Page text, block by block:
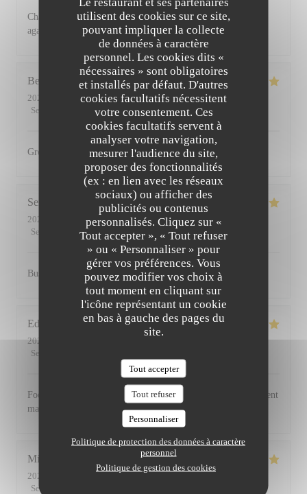
utilisent des cookies sur ce site,
pouvant impliquer la collecte
de données à caractère
personnel. Les cookies dits «
nécessaires » sont obligatoires
et installés par défaut. D'autres
cookies facultatifs nécessitent
votre consentement. Ces
cookies facultatifs servent à
analyser votre navigation,
mesurer l'audience du site,
proposer des fonctionnalités
(ex : en lien avec les réseaux
sociaux) ou afficher des
publicités ou contenus
personnalisés. Cliquez sur «
Tout accepter », « Tout refuser
» ou « Personnaliser » pour
gérer vos préférences. Vous
pouvez modifier vos choix à
tout moment en cliquant sur
l'icône représentant un cookie
en bas à gauche des pages du
site.
Tout accepter
Tout refuser
Personnaliser
Politique de protection des données à caractère
personnel
Politique de gestion des cookies
Charming restaurant, friendly staff, excellent food. See you
again soon
Bernadetta D
2022-07-11
- 18:45 - Couverts 2
Service
Ambiance: 5/5 Cuisine: 5/5 Qualité / Prix
Great food and friendly staff. Highly recommended.
Serena
2022-07-01
- 20:00 - Couverts 2
Service
Ambiance: 5/5 Cuisine: 5/5 Qualité / Prix
Busy, friendly atmosphere with amazing food
Edward
2022-06-17
Service
Food is always excellent and the small and intimate environment
makes for a lovely evening.
Michael
2022-06-01
- 19:00 - Couverts 2
Service